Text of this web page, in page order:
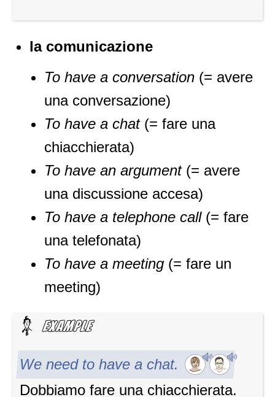
la comunicazione
To have a conversation (= avere
una conversazione)
To have a chat(= fare una
chiacchierata)
To have an argument(= avere
una discussione accesa)
To have a telephone call(= fare
una telefonata)
To have a meeting (= fare un
meeting)
We need to have a chat.
Dobbiamo fare una chiacchierata.